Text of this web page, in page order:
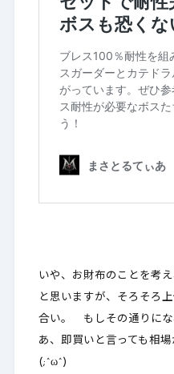
いや、お財布のことを考
と思いますが、そろそろ
合い。 もしその通りにな
あ、即買いと言っても相
(;^ω^)